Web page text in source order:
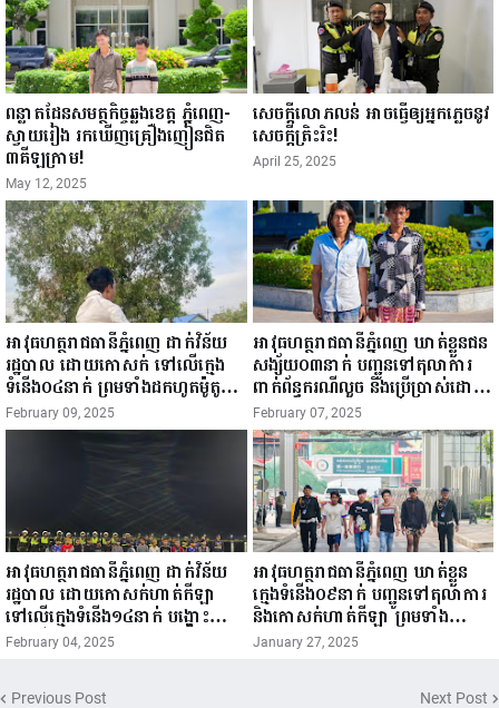
ពន្លាតដែនសមត្ថកិច្ចឆ្លងខេត្ត ភ្នំពេញ-
ស្វាយរៀង រកឃើញគ្រឿងញៀនជិត
៣គីឡូក្រាម!
May 12, 2025
សេចក្តីលោភលន់ អាចធ្វើឲ្យអ្នកភ្លេចនូវ
សេចក្តីត្រិះរិះ!
April 25, 2025
អាវុធហត្ថរាជធានីភ្នំពេញ ដាក់វិន័យ
រដ្ឋបាល ដោយកោសក់ ទៅលើក្មេង
ទំនើង០៤នាក់ ព្រមទាំងដកហូតម៉ូតូ
រក្សាទុក ០៣ខែ!
February 09, 2025
អាវុធហត្ថរាជធានីភ្នំពេញ ឃាត់ខ្លួនជន
សង្ស័យ០៣នាក់ បញ្ជូនទៅតុលាការ
ពាក់ព័ន្ធករណីលួច និងប្រើប្រាស់ដោយ
ខុសច្បាប់នូវសារធាតុញៀន!
February 07, 2025
អាវុធហត្ថរាជធានីភ្នំពេញ ដាក់វិន័យ
រដ្ឋបាល ដោយកោសក់ហាត់កីឡា
ទៅលើក្មេងទំនើង១៤នាក់ បង្ហោះ
ម៉ូតូលើផ្លូវសាធារណៈ!
February 04, 2025
អាវុធហត្ថរាជធានីភ្នំពេញ ឃាត់ខ្លួន
ក្មេងទំនើង០៩នាក់ បញ្ជូនទៅតុលាការ
និងកោសក់ហាត់កីឡា ព្រមទាំង
ដកហូតម៉ូតូរក្សាទុក ០៣ខែ!
January 27, 2025
Previous Post Next Post